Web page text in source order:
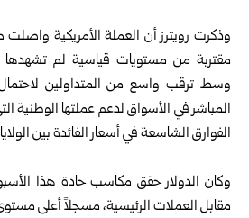
وسط ترقب واسع من المتداولين لاحتمال
المباشر في الأسواق لدعم عملتها الوطنية
الفوارق الشاسعة في أسعار الفائدة بين